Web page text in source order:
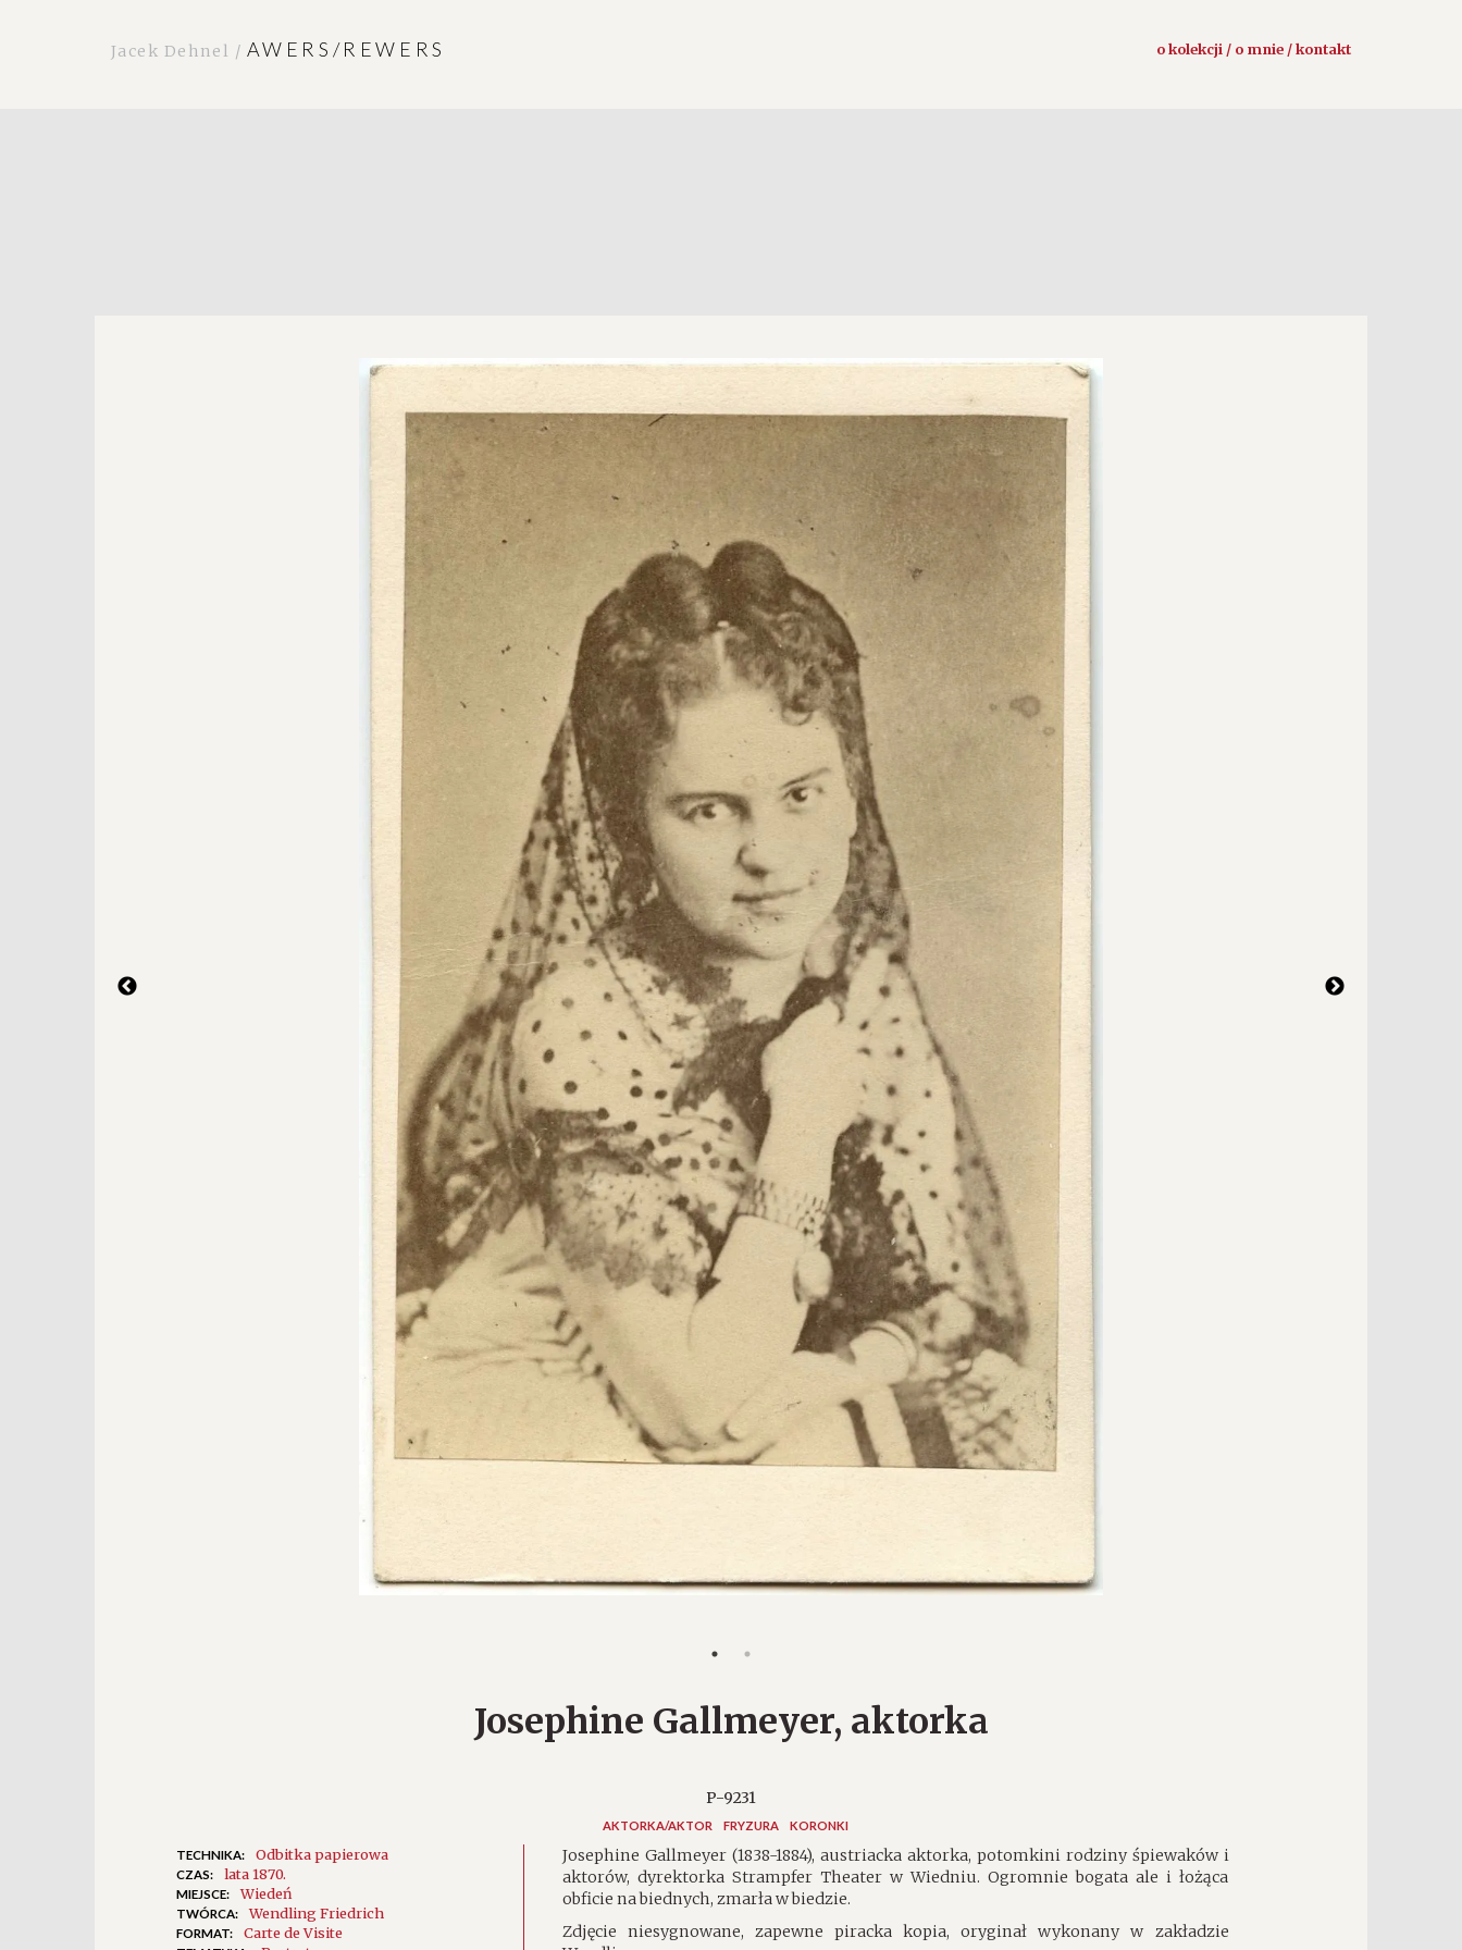
Jacek Dehnel / AWERS/REWERS o kolekcji / o mnie / kontakt
Josephine Gallmeyer, aktorka
P-9231
AKTORKA/AKTOR FRYZURA KORONKI
TECHNIKA: Odbitka papierowa
CZAS: lata 1870.
MIEJSCE: Wiedeń
TWÓRCA: Wendling Friedrich
FORMAT: Carte de Visite
Josephine Gallmeyer (1838-1884), austriacka aktorka, potomkini rodziny śpiewaków i
aktorów, dyrektorka Strampfer Theater w Wiedniu. Ogromnie bogata ale i łożąca
obficie na biednych, zmarła w biedzie.
Zdjęcie niesygnowane, zapewne piracka kopia, oryginał wykonany w zakładzie